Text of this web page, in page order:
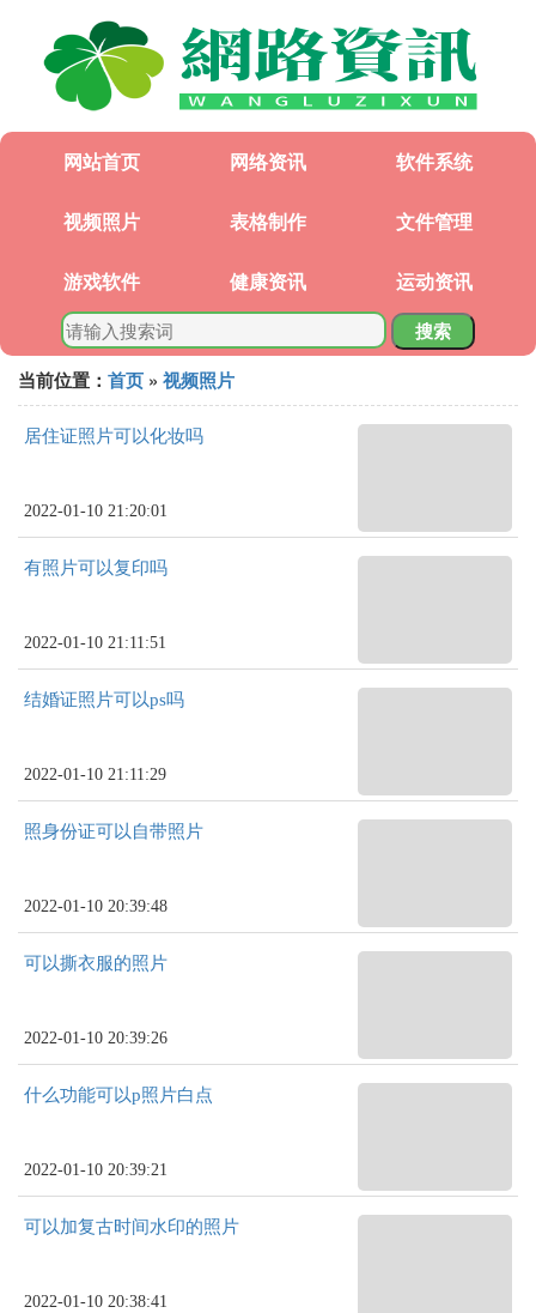
网站首页 网络资讯 软件系统
视频照片 表格制作 文件管理
游戏软件 健康资讯 运动资讯
搜索
当前位置： 首页 » 视频照片
居住证照片可以化妆吗
2022-01-10 21:20:01
有照片可以复印吗
2022-01-10 21:11:51
结婚证照片可以ps吗
2022-01-10 21:11:29
照身份证可以自带照片
2022-01-10 20:39:48
可以撕衣服的照片
2022-01-10 20:39:26
什么功能可以p照片白点
2022-01-10 20:39:21
可以加复古时间水印的照片
2022-01-10 20:38:41